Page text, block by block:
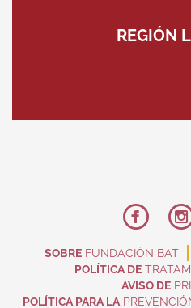
REGIÓN
SOBRE FUNDACIÓN BAT
POLÍTICA DE
AVISO DE
POLÍTICA PARA LA